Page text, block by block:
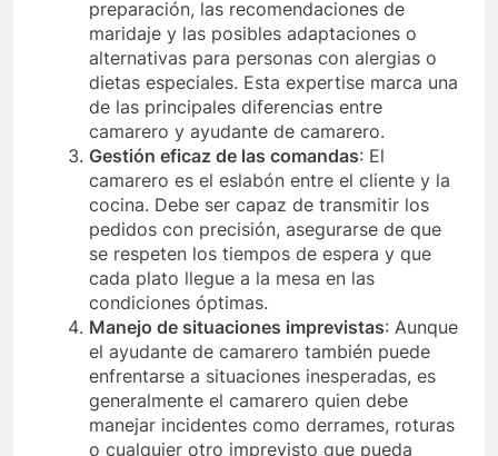
preparación, las recomendaciones de
maridaje y las posibles adaptaciones o
alternativas para personas con alergias o
dietas especiales. Esta expertise marca una
de las principales diferencias entre
camarero y ayudante de camarero.
Gestión eficaz de las comandas: El
camarero es el eslabón entre el cliente y la
cocina. Debe ser capaz de transmitir los
pedidos con precisión, asegurarse de que
se respeten los tiempos de espera y que
cada plato llegue a la mesa en las
condiciones óptimas.
Manejo de situaciones imprevistas: Aunque
el ayudante de camarero también puede
enfrentarse a situaciones inesperadas, es
generalmente el camarero quien debe
manejar incidentes como derrames, roturas
o cualquier otro imprevisto que pueda